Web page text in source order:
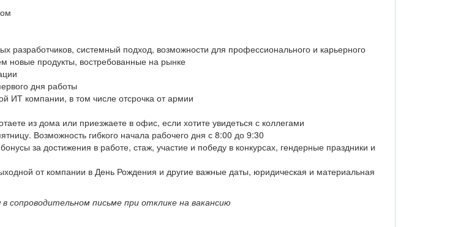
разработчиков, системный подход, возможности для профессионального и карьерного
новые продукты, востребованные на рынке
дня работы
ИТ компании, в том числе отсрочка от армии
из дома или приезжаете в офис, если хотите увидеться с коллегами
Возможность гибкого начала рабочего дня с 8:00 до 9:30
за достижения в работе, стаж, участие и победу в конкурсах, гендерные праздники и
от компании в День Рождения и другие важные даты, юридическая и материальная
сопроводительном письме при отклике на вакансию